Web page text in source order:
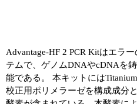
細胞選択ガイド
エピジェネティクス実験ガイド
RNAi実験ガイド
Advantage-HF 2 PCR Kitはエラ
テムで、ゲノムDNAやcDNAを
能である。 本キットにはTitanium
校正用ポリメラーゼを構成成分